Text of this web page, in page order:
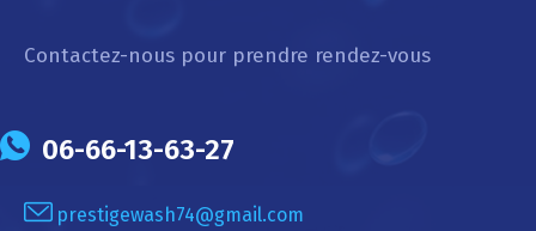
Contactez-nous pour prendre rendez-vous
06-66-13-63-27
prestigewash74@gmail.com